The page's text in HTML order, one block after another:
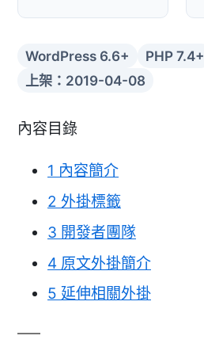
WordPress 6.6+ PHP 7.4+
上架：2019-04-08
內容目錄
1 內容簡介
2 外掛標籤
3 開發者團隊
4 原文外掛簡介
5 延伸相關外掛